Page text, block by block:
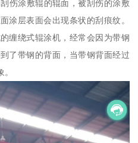
伤涂敷辊的辊面，被刮伤的涂敷
涂层表面会出现条状的刮痕纹。
缠绕式辊涂机，经常会因为带钢
了带钢的背面，当带钢背面经过